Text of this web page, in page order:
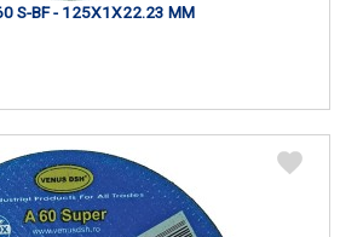
S-BF - 125X1X22.23 MM